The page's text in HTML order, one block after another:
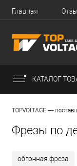
Главная
КАТАЛОГ
TOPVOLTAGE —
Фрезы по
обгонная фреза